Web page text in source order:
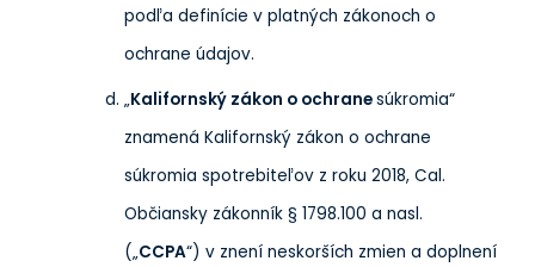
podľa definície v platných zákonoch o
ochrane údajov.
„Kalifornský zákon o ochranesúkromia“
znamená Kalifornský zákon o ochrane
súkromia spotrebiteľov z roku 2018, Cal.
Občiansky zákonník § 1798.100 a nasl.
(„CCPA“) v znení neskorších zmien a doplnení